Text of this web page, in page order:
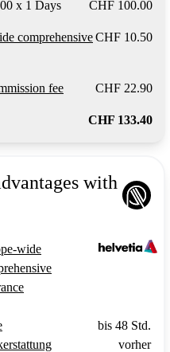
x 1 Days CHF 100.00
comprehensiveCHF 10.50
fee CHF 22.90
CHF 133.40
with
wide
bis 48 Std.
vorher